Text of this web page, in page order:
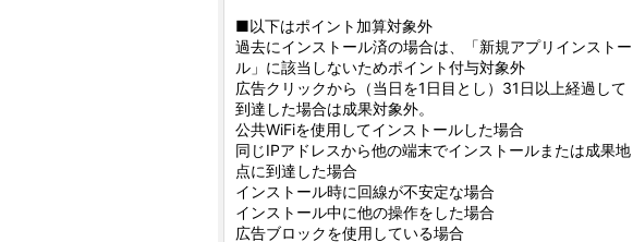
■以下はポイント加算対象外
過去にインストール済の場合は、「新規アプリインストー
ル」に該当しないためポイント付与対象外
広告クリックから（当日を1日目とし）31日以上経過して
到達した場合は成果対象外。
公共WiFiを使用してインストールした場合
同じIPアドレスから他の端末でインストールまたは成果地
点に到達した場合
インストール時に回線が不安定な場合
インストール中に他の操作をした場合
広告ブロックを使用している場合